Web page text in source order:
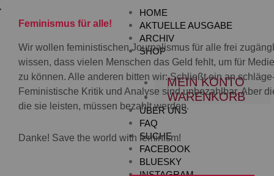
Inhalt
HOME
AKTUELLE AUSGABE
ARCHIV
SHOP
MEIN KONTO
WARENKORB
ÜBER UNS
FAQ
SUCHE
FACEBOOK
BLUESKY
Feminismus für alle!
Wir wollen feministischen Journalismus für alle frei
wissen, dass vielen Menschen das Geld fehlt, um für
zu können. Alle anderen bitten wir: Schließt ein
Feministische Kritik und Analyse sind unbezahlbar. Aber
die sie leisten, müssen bezahlt werden.
Danke! Save the world with feminism!